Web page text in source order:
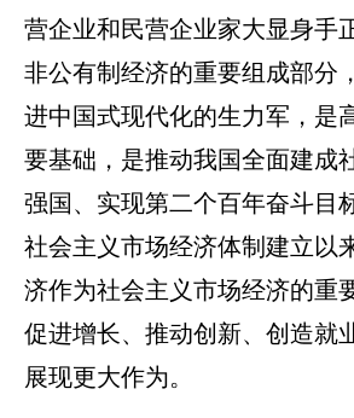
营企业和民营企业家大显身手
非公有制经济的重要组成部分
进中国式现代化的生力军，是
要基础，是推动我国全面建成
强国、实现第二个百年奋斗目
社会主义市场经济体制建立以
济作为社会主义市场经济的重
促进增长、推动创新、创造就
展现更大作为。